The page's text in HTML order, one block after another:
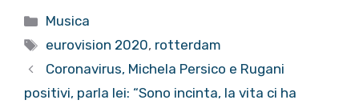
Categorie
Musica
Tag
eurovision 2020, rotterdam
Coronavirus, Michela Persico e Rugani
positivi, parla lei: “Sono incinta, la vita ci ha